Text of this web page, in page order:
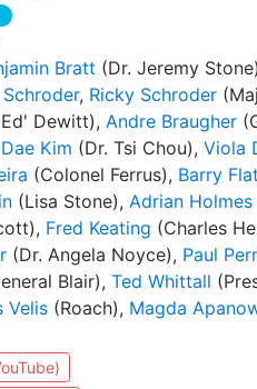
Bratt (Dr. Jeremy
, Ricky Schroder
Dewitt), Andre Braugher
Kim (Dr. Tsi Chou), Viola
(Colonel Ferrus), Barry
(Lisa Stone), Adrian Holmes
Fred Keating (Charles
(Dr. Angela Noyce), Paul
Blair), Ted Whittall
Velis (Roach), Magda